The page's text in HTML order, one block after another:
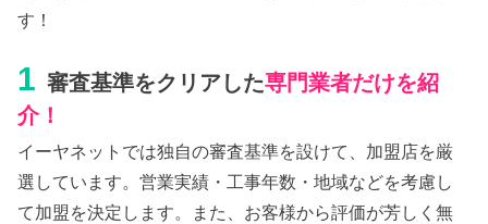
す！
1 審査基準をクリアした専門業者だけを紹
介！
イーヤネットでは独自の審査基準を設けて、加盟店を厳
選しています。営業実績・工事年数・地域などを考慮し
て加盟を決定します。また、お客様から評価が芳しく無